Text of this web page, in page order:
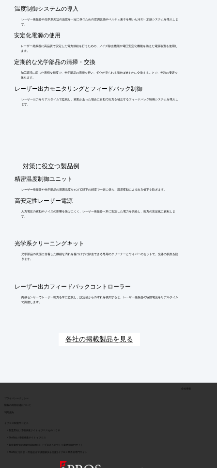
温度制御システムの導入
レーザー発振器や光学系周辺の温度を一定に保つための空調設備やペルチェ素子を用いた冷却・加熱システムを導入しま
す。
安定化電源の使用
レーザー発振器に高品質で安定した電力供給を行うための、ノイズ除去機能や電圧安定化機能を備えた電源装置を使用し
ます。
定期的な光学部品の清掃・交換
加工環境に応じた適切な頻度で、光学部品の清掃を行い、劣化が見られる場合は速やかに交換することで、光路の安定を
保ちます。
レーザー出力モニタリングとフィードバック制御
レーザー出力をリアルタイムで監視し、変動があった場合に自動で出力を補正するフィードバック制御システムを導入し
ます。
​対策に役立つ製品例
精密温度制御ユニット
レーザー発振器や光学部品の周囲温度を±0.1℃以下の精度で一定に保ち、温度変動による出力低下を防ぎます。
高安定性レーザー電源
入力電圧の変動やノイズの影響を受けにくく、レーザー発振器へ常に安定した電力を供給し、出力の安定化に貢献しま
す。
光学系クリーニングキット
光学部品の表面に付着した微細な汚れを傷つけずに除去できる専用のクリーナーとワイパーのセットで、光路の損失を防
ぎます。
レーザー出力フィードバックコントローラー
内蔵センサーでレーザー出力を常に監視し、設定値からのずれを検知すると、レーザー発振器の駆動電流をリアルタイム
で調整します。
各社の掲載製品を見る
​情報の外部伝達について
会社情報
イプロス関連サービス
> 製造業向け情報検索サイト イプロスものづくり
> BtoB向け | 目的・用途起点で課題解決を支援 | イプロス業界別専門サイト
> BtoB向け情報検索サイト イプロス
> 製造業特化の用途別課題解決 | イプロスものづくり業界別専門サイト